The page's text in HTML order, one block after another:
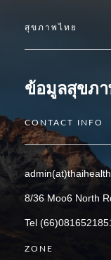
สุขภาพไทย
ข้อมูลสุขภ
CONTACT INFO
8/36 Moo6 North
Tel
ZONE